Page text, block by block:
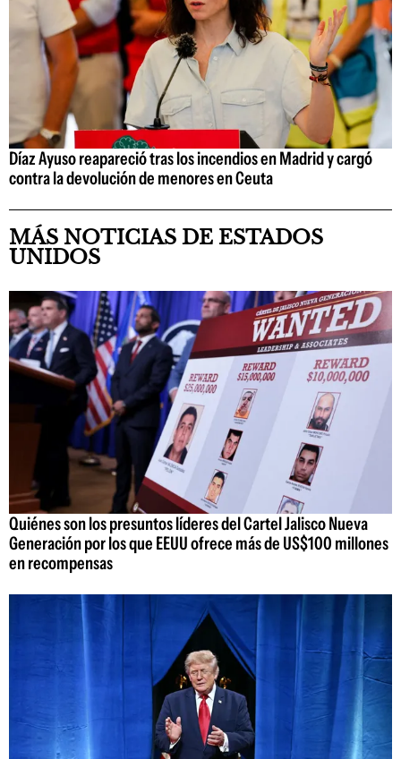
Díaz Ayuso reapareció tras los incendios en Madrid y cargó
contra la devolución de menores en Ceuta
MÁS NOTICIAS DE ESTADOS
UNIDOS
Quiénes son los presuntos líderes del Cartel Jalisco Nueva
Generación por los que EEUU ofrece más de US$100 millones
en recompensas